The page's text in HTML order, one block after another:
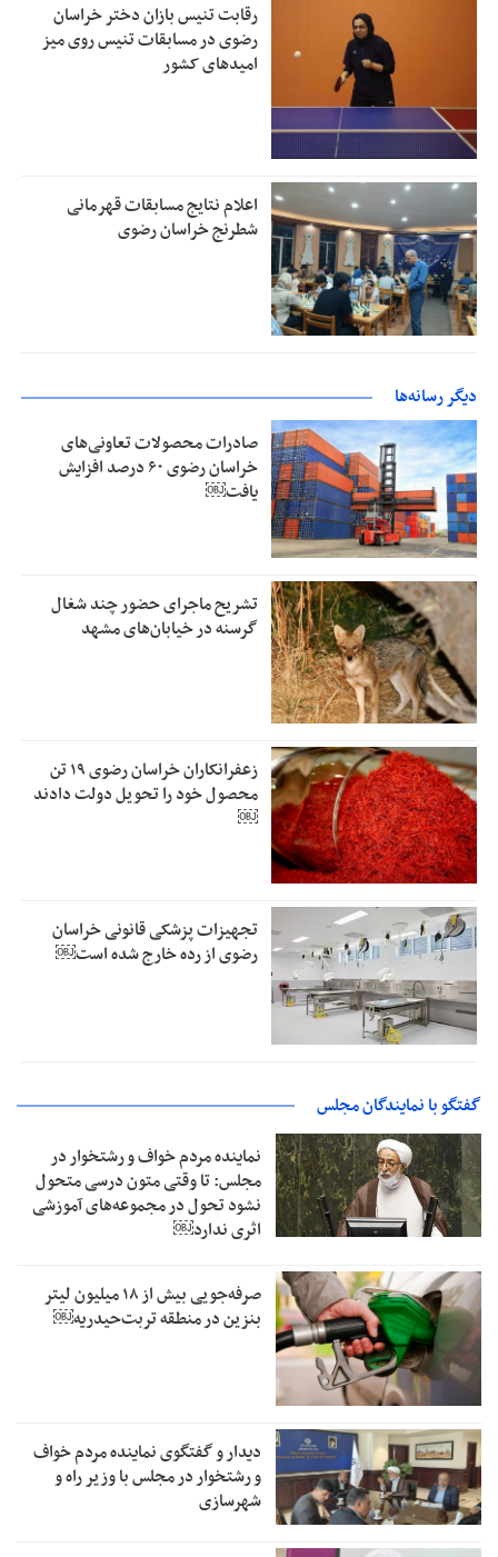
رقابت تنیس بازان دختر خراسان
رضوی در مسابقات تنیس روی میز
امیدهای کشور
اعلام نتایج مسابقات قهرمانی
شطرنج خراسان رضوی
دیگر رسانه‌ها
صادرات محصولات تعاونی‌های
خراسان رضوی ۶۰ درصد افزایش
یافت￼
تشریح ماجرای حضور چند شغال
گرسنه در خیابان‌های مشهد
زعفرانکاران خراسان رضوی ۱۹ تن
محصول خود را تحویل دولت دادند
￼
تجهیزات پزشکی قانونی خراسان
رضوی از رده خارج شده است￼
گفتگو با نمایندگان مجلس
نماینده مردم خواف و رشتخوار در
مجلس: تا وقتی متون درسی متحول
نشود تحول در مجموعه‌های آموزشی
اثری ندارد￼
صرفه‌جویی بیش از ۱۸ میلیون لیتر
بنزین در منطقه تربت‌حیدریه￼
دیدار و گفتگوی نماینده مردم خواف
و رشتخوار در مجلس با وزیر راه و
شهرسازی